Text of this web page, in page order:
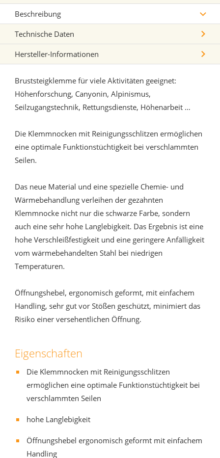
Beschreibung
Technische Daten
Hersteller-Informationen
Bruststeigklemme für viele Aktivitäten geeignet:
Höhenforschung, Canyonin, Alpinismus,
Seilzugangstechnik, Rettungsdienste, Höhenarbeit …
Die Klemmnocken mit Reinigungsschlitzen ermöglichen
eine optimale Funktionstüchtigkeit bei verschlammten
Seilen.
Das neue Material und eine spezielle Chemie- und
Wärmebehandlung verleihen der gezahnten
Klemmnocke nicht nur die schwarze Farbe, sondern
auch eine sehr hohe Langlebigkeit. Das Ergebnis ist eine
hohe Verschleißfestigkeit und eine geringere Anfälligkeit
vom wärmebehandelten Stahl bei niedrigen
Temperaturen.
Öffnungshebel, ergonomisch geformt, mit einfachem
Handling, sehr gut vor Stößen geschützt, minimiert das
Risiko einer versehentlichen Öffnung.
Eigenschaften
Die Klemmnocken mit Reinigungsschlitzen
ermöglichen eine optimale Funktionstüchtigkeit bei
verschlammten Seilen
hohe Langlebigkeit
Öffnungshebel ergonomisch geformt mit einfachem
Handling